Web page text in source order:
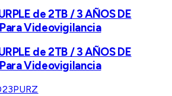
de 2TB / 3 AÑOS DE
Videovigilancia
de 2TB / 3 AÑOS DE
Videovigilancia